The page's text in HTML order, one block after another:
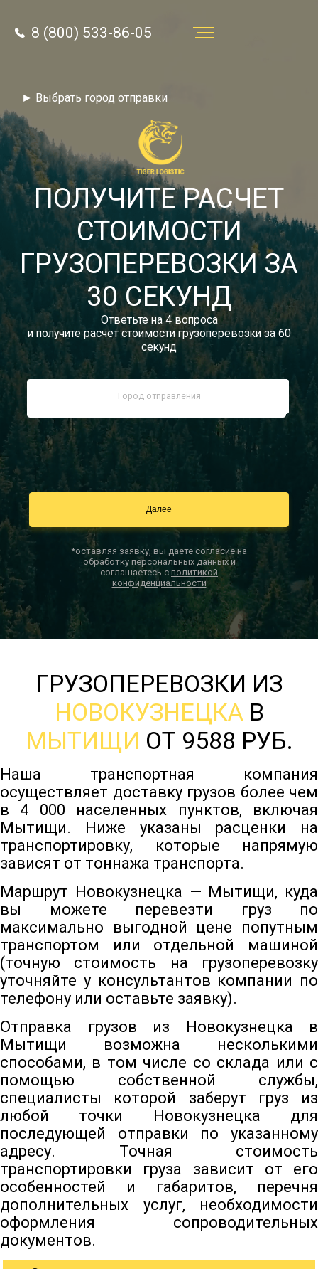
8 (800) 533-86-05
Звонок по России бесплатный
autotransport24@yandex.ru
Заказать звонок
Тарифы
Отзывы
Статьи
Новости
Документы
Контакты
► Выбрать город отправки
8 (800) 533-86-05
ПОЛУЧИТЕ РАСЧЕТ
СТОИМОСТИ
ГРУЗОПЕРЕВОЗКИ ЗА
30 СЕКУНД
Ответьте на 4 вопроса
и получите расчет стоимости грузоперевозки за 60
секунд
*оставляя заявку, вы даете согласие на
обработку персональных данныхи
соглашаетесь с политикой
конфиденциальности
ГРУЗОПЕРЕВОЗКИ ИЗ
НОВОКУЗНЕЦКАВ
МЫТИЩИ ОТ 9588 РУБ.
Наша транспортная компания
осуществляет доставку грузов более чем
в 4 000 населенных пунктов, включая
Мытищи. Ниже указаны расценки на
транспортировку, которые напрямую
зависят от тоннажа транспорта.
Маршрут Новокузнецка — Мытищи, куда
вы можете перевезти груз по
максимально выгодной цене попутным
транспортом или отдельной машиной
(точную стоимость на грузоперевозку
уточняйте у консультантов компании по
телефону или оставьте заявку).
Отправка грузов из Новокузнецка в
Мытищи возможна несколькими
способами, в том числе со склада или с
помощью собственной службы,
специалисты которой заберут груз из
любой точки Новокузнецка для
последующей отправки по указанному
адресу. Точная стоимость
транспортировки груза зависит от его
особенностей и габаритов, перечня
дополнительных услуг, необходимости
оформления сопроводительных
документов.